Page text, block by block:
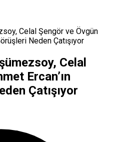
Celal Şengör ve Övgün
Neden Çatışıyor
Celal
Ercan’ın
Çatışıyor